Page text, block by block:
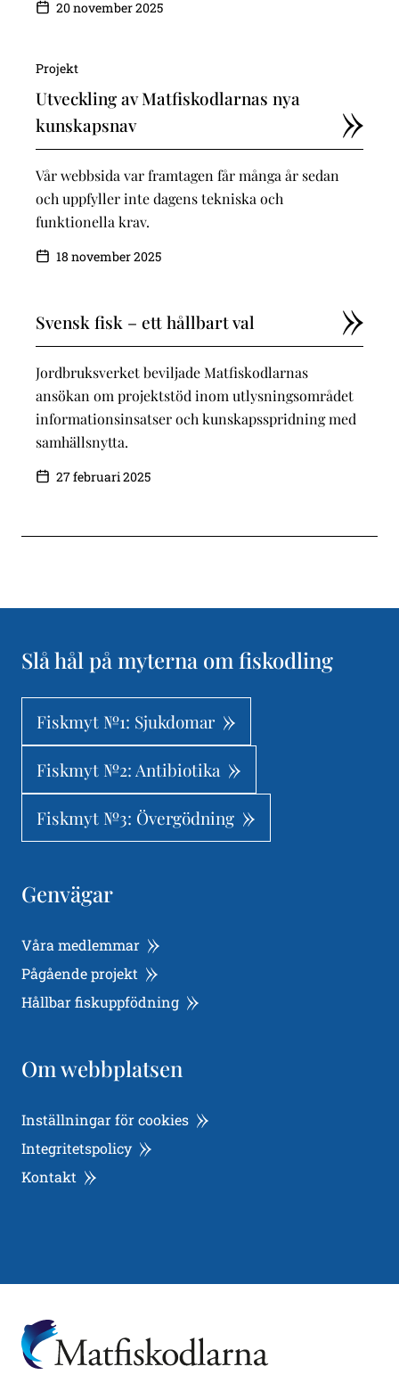
20 november 2025
Projekt
Utveckling av Matfiskodlarnas nya
kunskapsnav
Vår webbsida var framtagen får många år sedan
och uppfyller inte dagens tekniska och
funktionella krav.
18 november 2025
Svensk fisk – ett hållbart val
Jordbruksverket beviljade Matfiskodlarnas
ansökan om projektstöd inom utlysningsområdet
informationsinsatser och kunskapsspridning med
samhällsnytta.
27 februari 2025
Slå hål på myterna om fiskodling
Fiskmyt №1: Sjukdomar
Fiskmyt №2: Antibiotika
Fiskmyt №3: Övergödning
Genvägar
Våra medlemmar
Pågående projekt
Hållbar fiskuppfödning
Om webbplatsen
Inställningar för cookies
Integritetspolicy
Kontakt